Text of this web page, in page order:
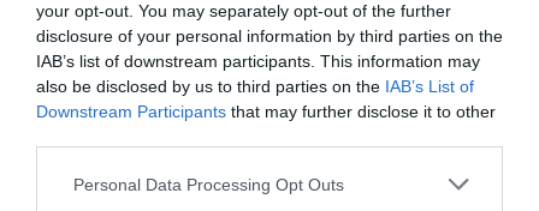
your opt-out. You may separately opt-out of the further
disclosure of your personal information by third parties on the
IAB’s list of downstream participants. This information may
also be disclosed by us to third parties on the IAB’s List of
Downstream Participants that may further disclose it to other
Please note that this website/app uses one or more Google
Personal Data Processing Opt Outs
Συνεδρίασε η Επιτροπή Εκτίμησης Κινδύνου - Σε
επιφυλακή για ισχυρούς ανέμους και υψηλές
θερμοκρασίες
ΠΑΣΟΚ: «Χρειάζεται άλλη εξωτερική πολιτική με
στρατηγικό βάθος» – Πυρά για την οικονομία
NBA: Από ηρωίνη και κοκαΐνη ο θάνατος του Μπράντον